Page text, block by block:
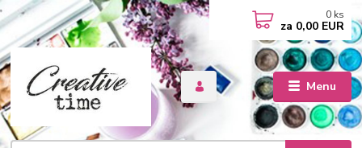
Menu
0 ks
za 0,00 EUR